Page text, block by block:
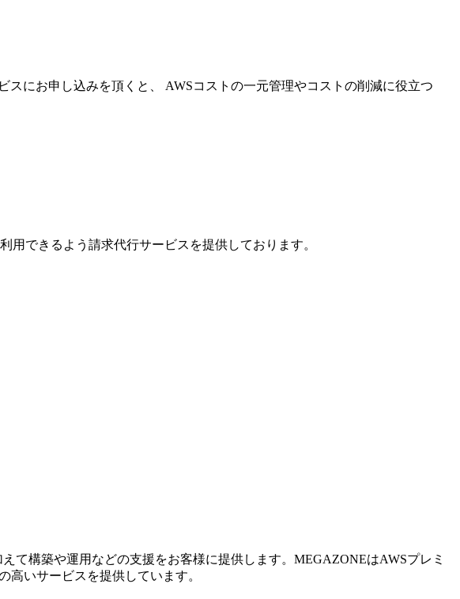
にお申し込みを頂くと、 AWSコストの一元管理やコストの削減に役立つ
できるよう請求代行サービスを提供しております。
て構築や運用などの支援をお客様に提供します。MEGAZONEはAWSプレミ
いサービスを提供しています。